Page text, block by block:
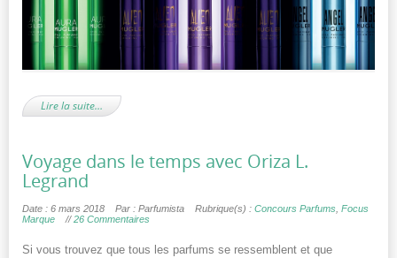
Lire la suite…
Voyage dans le temps avec Oriza L.
Legrand
Date : 6 mars 2018 Par : Parfumista Rubrique(s) : Concours Parfums Focus
Marque
//26 Commentaires
Si vous trouvez que tous les parfums se ressemblent et que